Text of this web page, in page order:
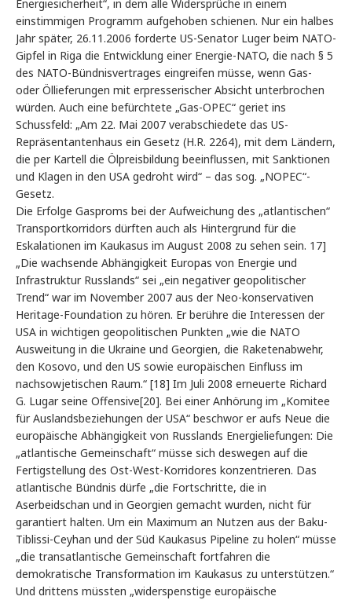
Energiesicherheit“, in dem alle Widersprüche in einem
einstimmigen Programm aufgehoben schienen. Nur ein halbes
Jahr später, 26.11.2006 forderte US-Senator Luger beim NATO-
Gipfel in Riga die Entwicklung einer Energie-NATO, die nach § 5
des NATO-Bündnisvertrages eingreifen müsse, wenn Gas-
oder Öllieferungen mit erpresserischer Absicht unterbrochen
würden. Auch eine befürchtete „Gas-OPEC“ geriet ins
Schussfeld: „Am 22. Mai 2007 verabschiedete das US-
Repräsentantenhaus ein Gesetz (H.R. 2264), mit dem Ländern,
die per Kartell die Ölpreisbildung beeinflussen, mit Sanktionen
und Klagen in den USA gedroht wird“ – das sog. „NOPEC“-
Gesetz.
Die Erfolge Gasproms bei der Aufweichung des „atlantischen“
Transportkorridors dürften auch als Hintergrund für die
Eskalationen im Kaukasus im August 2008 zu sehen sein. 17]
„Die wachsende Abhängigkeit Europas von Energie und
Infrastruktur Russlands“ sei „ein negativer geopolitischer
Trend“ war im November 2007 aus der Neo-konservativen
Heritage-Foundation zu hören. Er berühre die Interessen der
USA in wichtigen geopolitischen Punkten „wie die NATO
Ausweitung in die Ukraine und Georgien, die Raketenabwehr,
den Kosovo, und den US sowie europäischen Einfluss im
nachsowjetischen Raum.“ [18] Im Juli 2008 erneuerte Richard
G. Lugar seine Offensive[20]. Bei einer Anhörung im „Komitee
für Auslandsbeziehungen der USA“ beschwor er aufs Neue die
europäische Abhängigkeit von Russlands Energieliefungen: Die
„atlantische Gemeinschaft“ müsse sich deswegen auf die
Fertigstellung des Ost-West-Korridores konzentrieren. Das
atlantische Bündnis dürfe „die Fortschritte, die in
Aserbeidschan und in Georgien gemacht wurden, nicht für
garantiert halten. Um ein Maximum an Nutzen aus der Baku-
Tiblissi-Ceyhan und der Süd Kaukasus Pipeline zu holen“ müsse
„die transatlantische Gemeinschaft fortfahren die
demokratische Transformation im Kaukasus zu unterstützen.“
Und drittens müssten „widerspenstige europäische